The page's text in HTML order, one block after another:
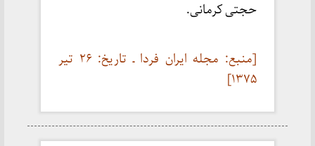
حجتی کرمانی.
[منبع: مجله ایران فردا ـ تاریخ: ۲۶ تیر
۱۳۷۵]